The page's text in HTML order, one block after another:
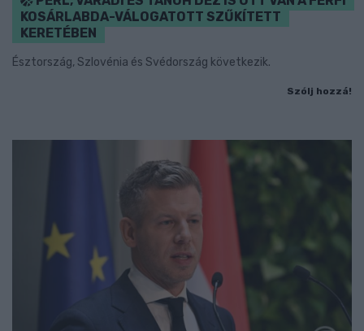
KOSÁRLABDA-VÁLOGATOTT SZŰKÍTETT
KERETÉBEN
Észtország, Szlovénia és Svédország következik.
Szólj hozzá!